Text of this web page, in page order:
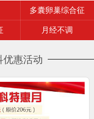
多囊卵巢综合征
月经不调
优惠活动